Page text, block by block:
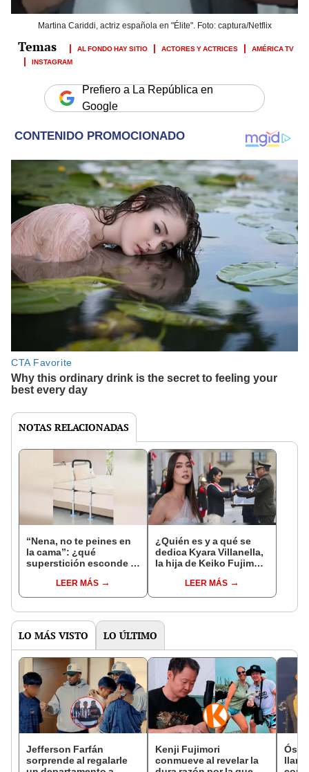
Martina Cariddi, actriz española en "Élite". Foto: captura/Netflix
AL FONDO HAY SITIO ACTORES Y ACTRICES
AMÉRICA TV
INSTAGRAM
Prefiero a La República en
Google
NOTAS RELACIONADAS
“Nena, no te peines en
la cama”: ¿qué
superstición esconde la
Enanitos Verdes?
LEER MÁS
¿Quién es y a qué se
dedica Kyara Villanella,
la hija de Keiko Fujimori
nivel nacional?
LEER MÁS
LO MÁS VISTO LO ÚLTIMO
Jefferson Farfán
sorprende al regalarle
Kenji Fujimori
conmueve al revelar la